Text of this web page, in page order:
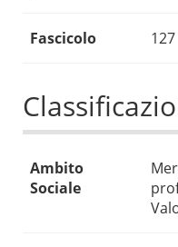
Fascicolo 127
Ambito
Sociale